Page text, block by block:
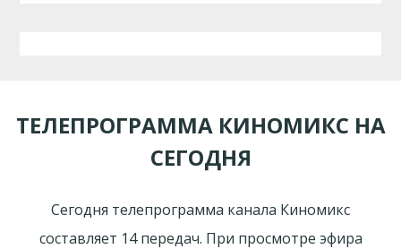
ТЕЛЕПРОГРАММА КИНОМИКС НА
СЕГОДНЯ
Сегодня телепрограмма канала Киномикс
составляет 14 передач. При просмотре эфира